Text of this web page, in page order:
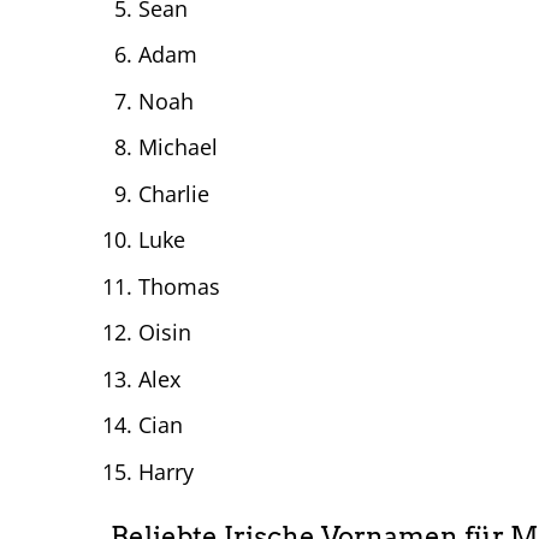
Sean
Adam
Noah
Michael
Charlie
Luke
Thomas
Oisin
Alex
Cian
Harry